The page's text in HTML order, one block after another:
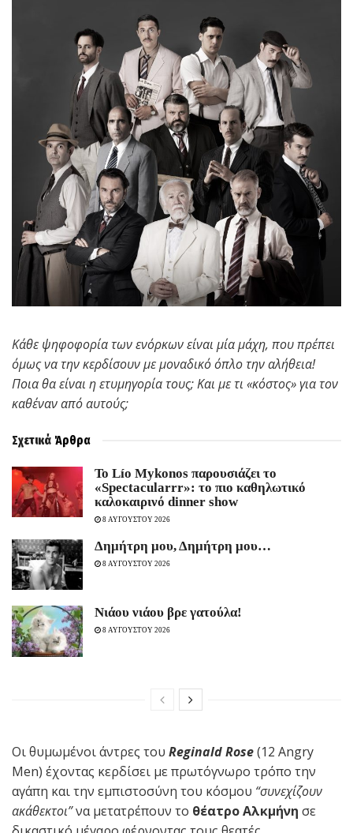
Κάθε ψηφοφορία των ενόρκων είναι μία μάχη, που πρέπει
όμως να την κερδίσουν με μοναδικό όπλο την αλήθεια!
Ποια θα είναι η ετυμηγορία τους;Και με τι «κόστος» για τον
καθέναν από αυτούς;
Σχετικά Άρθρα
Το Lío Mykonos παρουσιάζει το
«Spectacularrr»: το πιο καθηλωτικό
καλοκαιρινό dinner show
8 ΑΥΓΟΥΣΤΟΥ 2026
Δημήτρη μου, Δημήτρη μου…
8 ΑΥΓΟΥΣΤΟΥ 2026
Νιάου νιάου βρε γατούλα!
8 ΑΥΓΟΥΣΤΟΥ 2026
Οι θυμωμένοι άντρες του Reginald Rose(12 Angry
Men) έχοντας κερδίσει με πρωτόγνωρο τρόπο την
αγάπη και την εμπιστοσύνη του κόσμου “συνεχίζουν
ακάθεκτοι”να μετατρέπουν το θέατρο Αλκμήνη σε